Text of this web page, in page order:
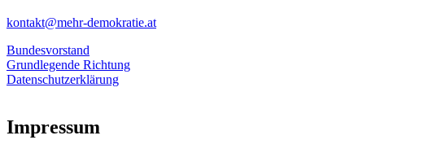
kontakt@mehr-demokratie.at
Bundesvorstand
Grundlegende Richtung
Datenschutzerklärung
Impressum